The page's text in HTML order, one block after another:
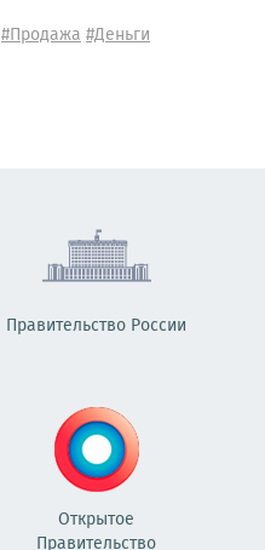
#Продажа#Деньги
Правительство России
Открытое
Правительство